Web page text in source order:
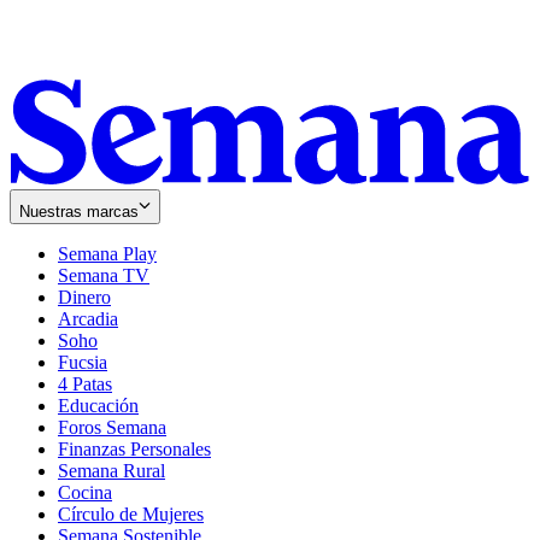
Nuestras marcas
Semana Play
Semana TV
Dinero
Arcadia
Soho
in
new
window
Fucsia
in
new
window
4 Patas
Educación
Foros Semana
Finanzas Personales
Semana Rural
Cocina
Círculo de Mujeres
Semana Sostenible